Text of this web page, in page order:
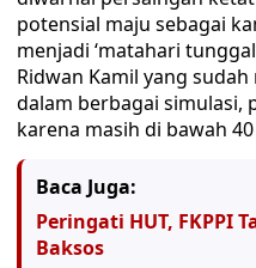
potensial maju sebagai
menjadi ‘matahari
Ridwan Kamil yang
dalam berbagai simulasi,
karena masih di bawah
Baca Juga:
Peringati HUT, FKPPI
Baksos